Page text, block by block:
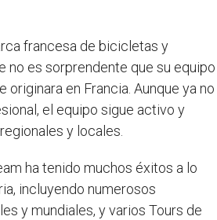
francesa de bicicletas y
no es sorprendente que su equipo
en Francia. Aunque ya no
el equipo sigue activo y
y locales.
ha tenido muchos éxitos a lo
incluyendo numerosos
y mundiales, y varios Tours de